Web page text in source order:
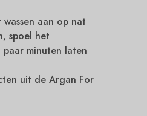
aan op nat
spoel het
minuten laten
uit de Argan For